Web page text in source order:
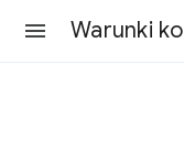
Warunki